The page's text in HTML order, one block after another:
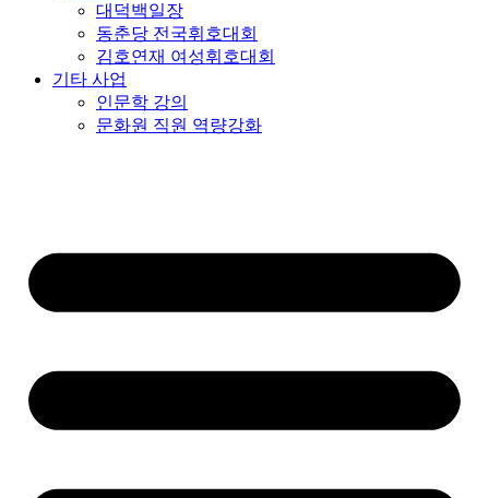
대덕백일장
동춘당 전국휘호대회
김호연재 여성휘호대회
기타 사업
인문학 강의
문화원 직원 역량강화